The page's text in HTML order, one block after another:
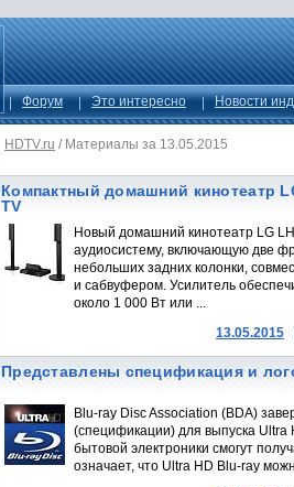
Форум Это интересно Новости
HDTV.ru / Материалы за 13.05.2015
Компактный домашний кинотеатр
TV
Новый домашний кинотеатр LG
аудиосистему, включающую две
небольших задних колонки,
и сабвуфером. Усилитель
около 1 000 Вт или ...
13.05.2015
Представлены спецификация и
Blu-ray Disc Association (BDA)
(спецификации) для выпуска
бытовой электроники смогут
означает, что Ultra HD Blu-ray